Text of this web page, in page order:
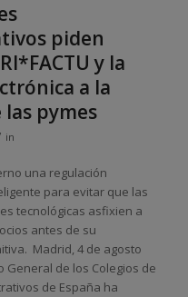
piden
y la
a la
pymes
in
una regulación
para evitar que las
tecnológicas asfixien a
antes de su
Madrid, 4 de agosto
General de los Colegios de
de España ha